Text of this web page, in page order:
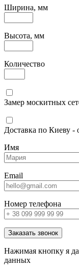
Ширина, мм
Высота, мм
Количество
Замер москитных
Доставка по Киеву -
Имя
Email
Номер телефона
Заказать звонок
Нажимая кнопку я
данных